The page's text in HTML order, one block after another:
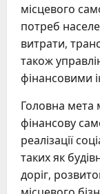
місцевого
потреб
витрати,
також
фінансовими
Головна мета
фінансову
реалізації
таких як
доріг,